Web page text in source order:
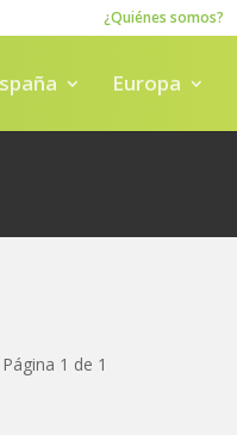
¿Quiénes somos?
Europa
Página 1 de 1